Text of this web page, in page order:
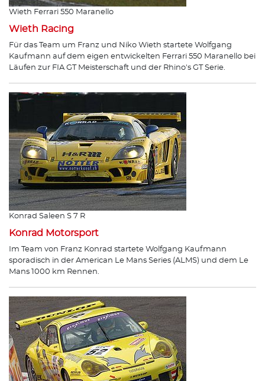
Wieth Ferrari 550 Maranello
Wieth Racing
Für das Team um Franz und Niko Wieth startete Wolfgang
Kaufmann auf dem eigen entwickelten Ferrari 550 Maranello bei
Läufen zur FIA GT Meisterschaft und der Rhino's GT Serie.
Konrad Saleen S 7 R
Konrad Motorsport
Im Team von Franz Konrad startete Wolfgang Kaufmann
sporadisch in der American Le Mans Series (ALMS) und dem Le
Mans 1000 km Rennen.